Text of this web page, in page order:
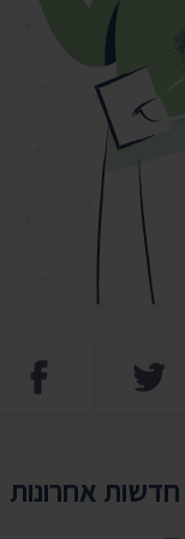
נושאים נוספים ›
חדשות אחרונות